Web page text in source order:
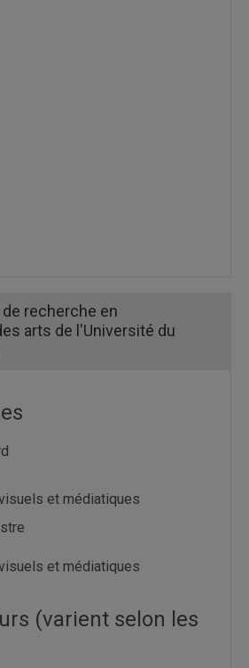
de recherche en
arts de l'Université du
et médiatiques
et médiatiques
(varient selon les